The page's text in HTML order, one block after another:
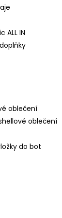
ALL IN
oblečení
oblečení
do bot